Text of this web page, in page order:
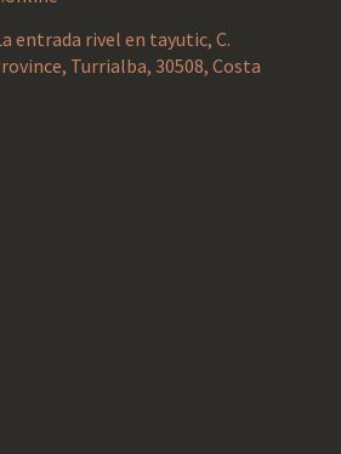
entrada rivel en tayutic, C.
Turrialba, 30508, Costa